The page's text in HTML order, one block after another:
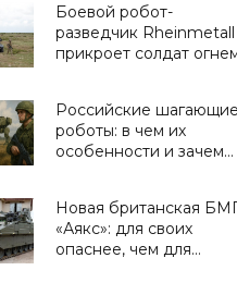
Боевой робот-
разведчик Rheinmetall
прикроет солдат
Российские шагающие
роботы: в чем их
особенности и зачем
Новая британская
«Аякс»: для своих
опаснее, чем для